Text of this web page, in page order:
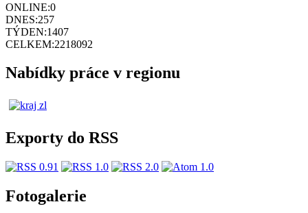
ONLINE:0
DNES:257
TÝDEN:1407
CELKEM:2218092
Nabídky práce v regionu
Exporty do RSS
Fotogalerie